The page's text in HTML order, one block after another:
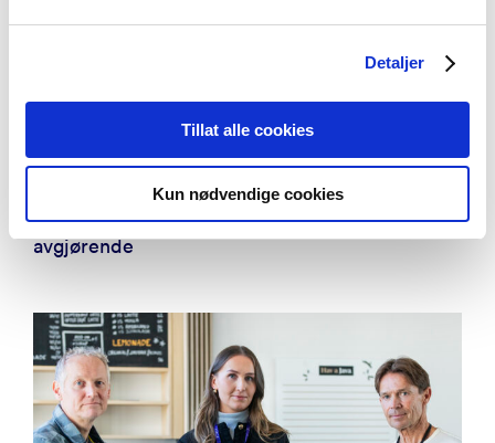
Detaljer
Tillat alle cookies
Kun nødvendige cookies
Innsikt
Unge utenfor: Hvorfor sosiale relasjoner er
avgjørende